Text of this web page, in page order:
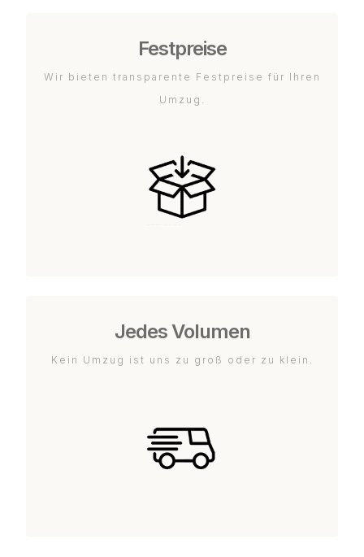
Festpreise
Wir bieten transparente Festpreise für Ihren
Umzug.
Jedes Volumen
Kein Umzug ist uns zu groß oder zu klein.